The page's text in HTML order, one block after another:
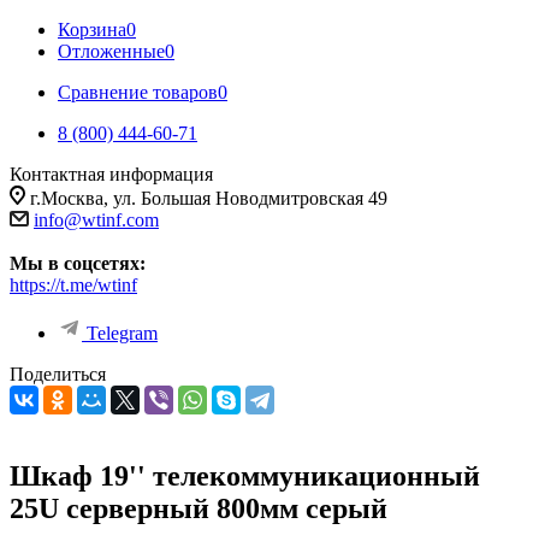
Корзина0
Отложенные0
Сравнение товаров0
8 (800) 444-60-71
Контактная информация
г.Москва, ул. Большая Новодмитровская 49
info@wtinf.com
Мы в соцсетях:
https://t.me/wtinf
Telegram
Поделиться
Шкаф 19'' телекоммуникационный
25U серверный 800мм серый